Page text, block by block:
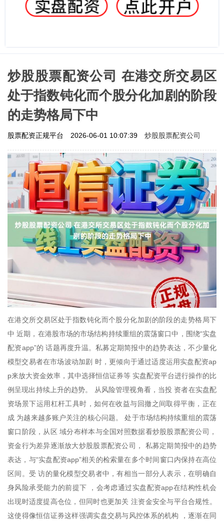
炒股股票配资公司 在港交所交易区
处于指数钝化而个股分化加剧的阶段
的走势格局下中
股票配资正规平台 2026-06-01 10:07:39 炒股股票配资公司
在港交所交易区处于指数钝化而个股分化加剧的阶段的走势格局下
中 近期，在港股市场的市场结构持续重组的震荡窗口中，围绕“实盘
配资app”的 话题再度升温。私募定期简报中的趋势表达，不少量化
模型交易者在市场波动加剧 时，更倾向于通过适度运用实盘配资ap
p来放大资金效率，其中选择恒信证券等 实盘配资平台进行操作的比
例呈现出持续上升的趋势。 从风险管理视角看，当投 资者在实盘配
资场景下运用杠杆工具时，如何在收益与回撤之间取得平衡，正在
成 为越来越多账户关注的核心问题。 处于市场结构持续重组的震荡
窗口阶段，从区 域分布样本与全国对照数据看炒股股票配资公司，
资金行为差异逐渐放大炒股股票配资公司， 私募定期简报中的趋势
表达，与“实盘配资app”相关的检索量在多个时间窗口内保持在高位
区间。受 访的量化模型交易者中，有相当一部分人表示，在明确自
身风险承受能力的前提下 ，会考虑通过实盘配资app在结构性机会
出现时适度提高仓位，但同时也更加关 注资金安全与平台合规性。
这使得像恒信证券这样强调实盘交易与风控体系的机构 ，逐渐在同